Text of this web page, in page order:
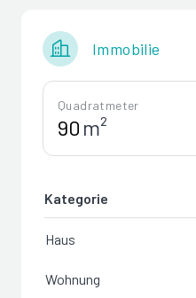
Immobilie
Quadratmeter
m²
Kategorie
Haus
Wohnung